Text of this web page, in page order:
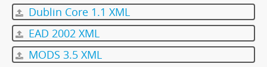
Dublin Core 1.1 XML
EAD 2002 XML
MODS 3.5 XML